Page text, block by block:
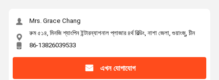
Mrs. Grace Chang
রুম ৫১৪, মিনজি শ্যাংপিন ইন্টারন্যাশনাল প্লাজার ৪র্থ বিল্ডিং, নাশা জেলা, গুয়াংজু, চীন
86-13826039533
এখন যোগাযোগ